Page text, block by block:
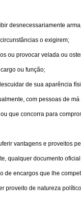
desnecessariamente
o exigirem;
ou provocar velada ou
ou função;
de sua aparência
com pessoas de
que concorra para
vantagens e proveitos
qualquer documento
de encargos que lhe
proveito de natureza